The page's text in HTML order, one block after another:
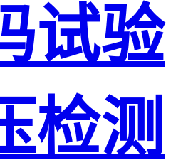
试验
检测